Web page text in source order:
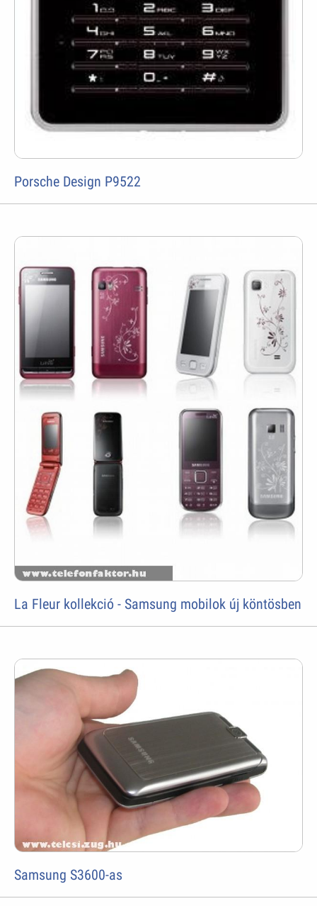
Porsche Design P9522
La Fleur kollekció - Samsung mobilok új köntösben
Samsung S3600-as